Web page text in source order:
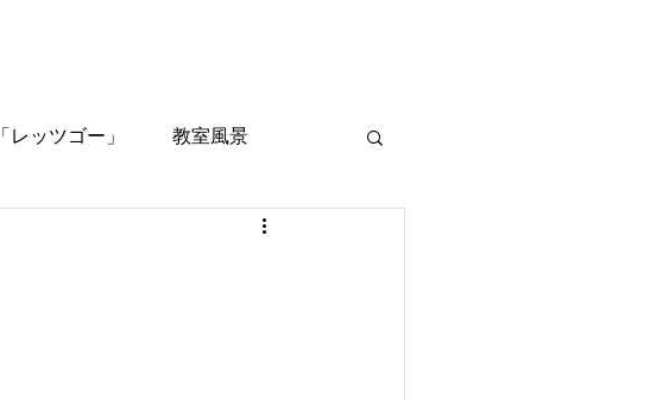
「レッツゴー」 教室風景